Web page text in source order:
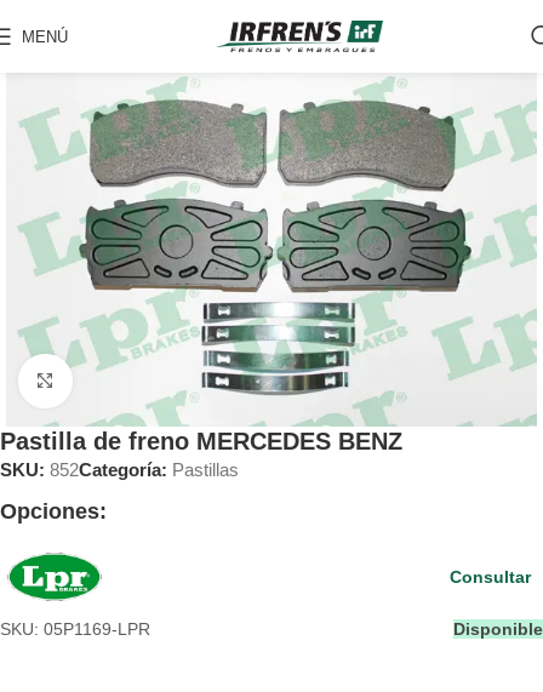
MENÚ
Clic para ampliar
Pastilla de freno MERCEDES BENZ
SKU: 852Categoría: Pastillas
Opciones:
SKU: 05P1169-LPR Disponible
Consultar